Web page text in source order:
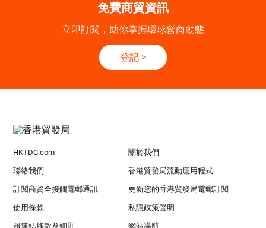
免費商貿資訊
立即訂閱，助你掌握環球營商動態
登記 >
HKTDC.com 關於我們
聯絡我們 香港貿發局流動應用程式
訂閱商貿全接觸電郵通訊 更新您的香港貿發局電郵訂閱
使用條款 私隱政策聲明
超連結條款及細則 網站導航